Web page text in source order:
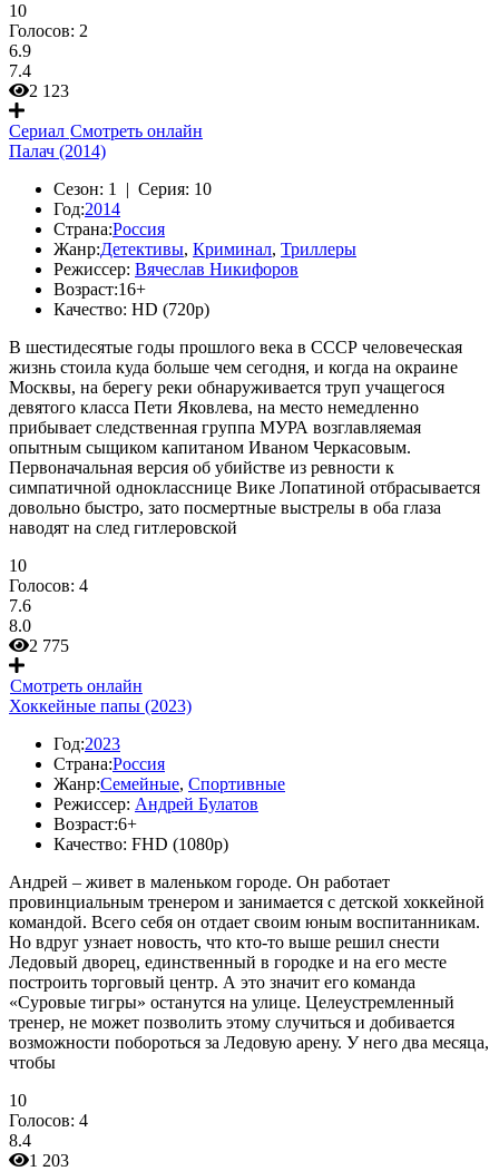
10
Голосов: 2
6.9
7.4
2 123
Сериал Смотреть онлайн
Палач (2014)
Сезон: 1 | Серия: 10
Год:2014
Страна:Россия
Жанр:Детективы, Криминал, Триллеры
Режиссер: Вячеслав Никифоров
Возраст:16+
Качество: HD (720p)
В шестидесятые годы прошлого века в СССР человеческая
жизнь стоила куда больше чем сегодня, и когда на окраине
Москвы, на берегу реки обнаруживается труп учащегося
девятого класса Пети Яковлева, на место немедленно
прибывает следственная группа МУРА возглавляемая
опытным сыщиком капитаном Иваном Черкасовым.
Первоначальная версия об убийстве из ревности к
симпатичной однокласснице Вике Лопатиной отбрасывается
довольно быстро, зато посмертные выстрелы в оба глаза
наводят на след гитлеровской
10
Голосов: 4
7.6
8.0
2 775
Смотреть онлайн
Хоккейные папы (2023)
Год:2023
Страна:Россия
Жанр:Семейные, Спортивные
Режиссер: Андрей Булатов
Возраст:6+
Качество: FHD (1080p)
Андрей – живет в маленьком городе. Он работает
провинциальным тренером и занимается с детской хоккейной
командой. Всего себя он отдает своим юным воспитанникам.
Но вдруг узнает новость, что кто-то выше решил снести
Ледовый дворец, единственный в городке и на его месте
построить торговый центр. А это значит его команда
«Суровые тигры» останутся на улице. Целеустремленный
тренер, не может позволить этому случиться и добивается
возможности побороться за Ледовую арену. У него два месяца,
чтобы
10
Голосов: 4
8.4
1 203